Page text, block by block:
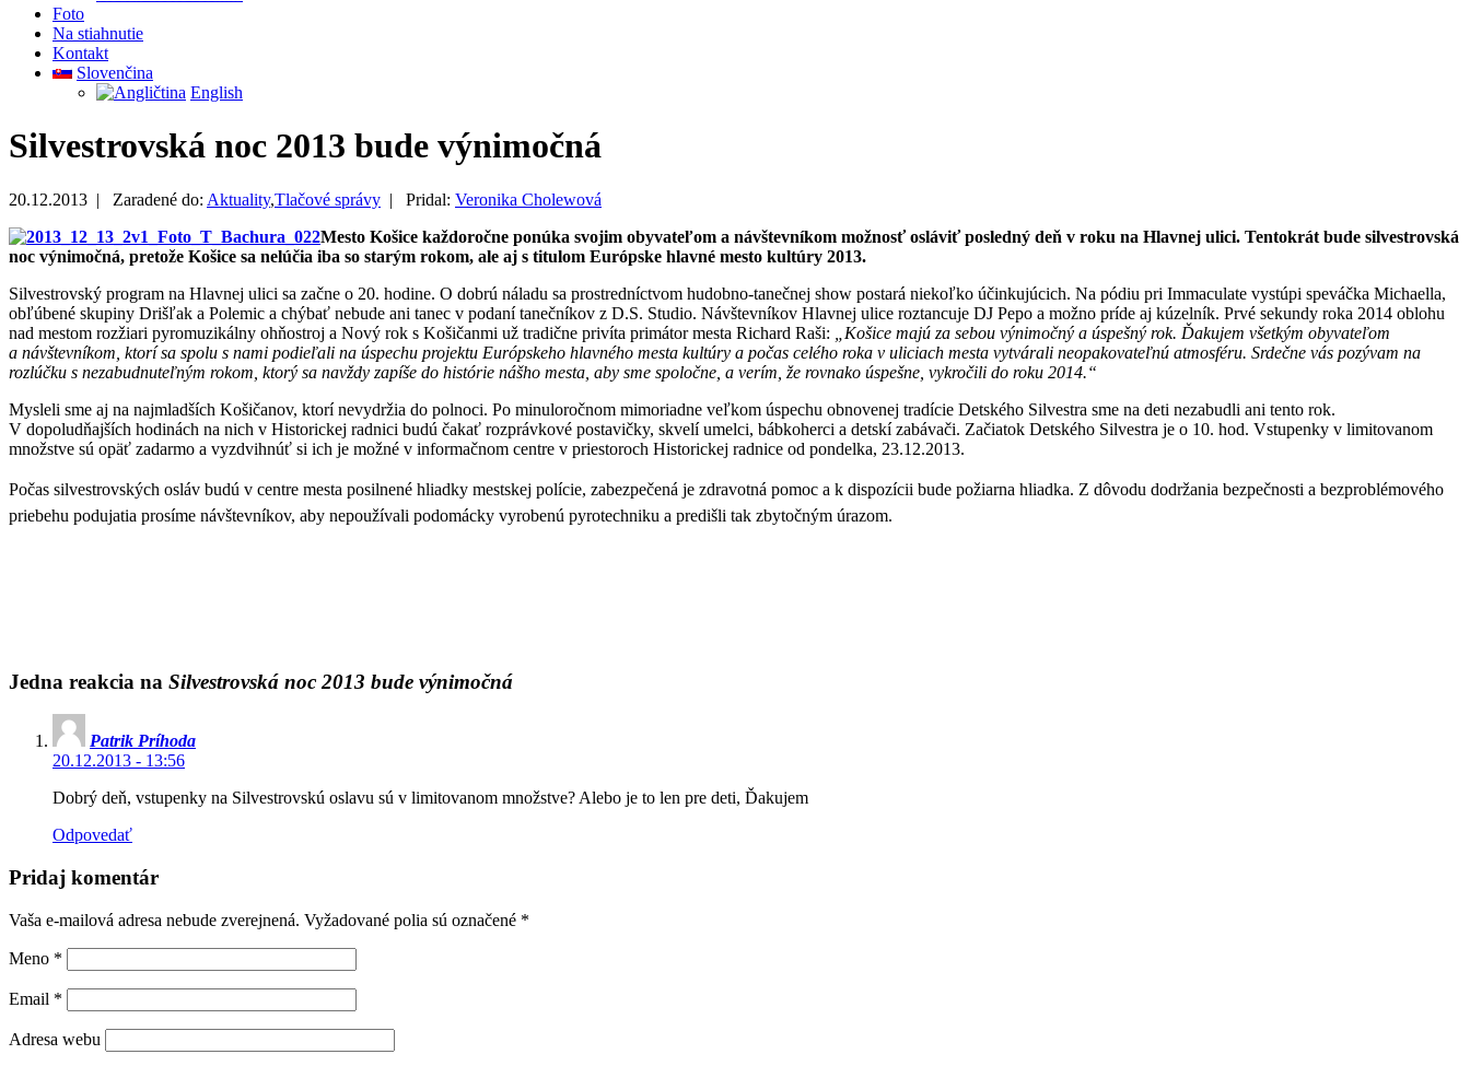
Foto
Na stiahnutie
Kontakt
Slovenčina
English
Silvestrovská noc 2013 bude výnimočná
20.12.2013 | Zaradené do: Aktuality,Tlačové správy | Pridal: Veronika Cholewová
Mesto Košice každoročne ponúka svojim obyvateľom a návštevníkom možnosť osláviť posledný deň v roku na Hlavnej ulici. Tentokrát bude silvestrovská
noc výnimočná, pretože Košice sa nelúčia iba so starým rokom, ale aj s titulom Európske hlavné mesto kultúry 2013.
Silvestrovský program na Hlavnej ulici sa začne o 20. hodine. O dobrú náladu sa prostredníctvom hudobno-tanečnej show postará niekoľko účinkujúcich. Na pódiu pri Immaculate vystúpi speváčka Michaella,
obľúbené skupiny Drišľak a Polemic a chýbať nebude ani tanec v podaní tanečníkov z D.S. Studio. Návštevníkov Hlavnej ulice roztancuje DJ Pepo a možno príde aj kúzelník. Prvé sekundy roka 2014 oblohu
nad mestom rozžiari pyromuzikálny ohňostroj a Nový rok s Košičanmi už tradične privíta primátor mesta Richard Raši:
„Košice majú za sebou výnimočný a úspešný rok. Ďakujem všetkým obyvateľom
a návštevníkom, ktorí sa spolu s nami podieľali na úspechu projektu Európskeho hlavného mesta kultúry a počas celého roka v uliciach mesta vytvárali neopakovateľnú atmosféru. Srdečne vás pozývam na
rozlúčku s nezabudnuteľným rokom, ktorý sa navždy zapíše do histórie nášho mesta, aby sme spoločne, a verím, že rovnako úspešne, vykročili do roku 2014.“
Mysleli sme aj na najmladších Košičanov, ktorí nevydržia do polnoci. Po minuloročnom mimoriadne veľkom úspechu obnovenej tradície Detského Silvestra sme na deti nezabudli ani tento rok.
V dopoludňajších hodinách na nich v Historickej radnici budú čakať rozprávkové postavičky, skvelí umelci, bábkoherci a detskí zabávači. Začiatok Detského Silvestra je o 10. hod. Vstupenky v limitovanom
množstve sú opäť zadarmo a vyzdvihnúť si ich je možné v informačnom centre v priestoroch Historickej radnice od pondelka, 23.12.2013.
Počas silvestrovských osláv budú v centre mesta posilnené hliadky mestskej polície, zabezpečená je zdravotná pomoc a k dispozícii bude požiarna hliadka. Z dôvodu dodržania bezpečnosti a bezproblémového
priebehu podujatia prosíme návštevníkov, aby nepoužívali podomácky vyrobenú pyrotechniku a predišli tak zbytočným úrazom.
Jedna reakcia na Silvestrovská noc 2013 bude výnimočná
Patrik Príhoda
20.12.2013 - 13:56
Dobrý deň, vstupenky na Silvestrovskú oslavu sú v limitovanom množstve? Alebo je to len pre deti, Ďakujem
Odpovedať
Pridaj komentár
Vaša e-mailová adresa nebude zverejnená. Vyžadované polia sú označené *
Meno *
Email *
Adresa webu